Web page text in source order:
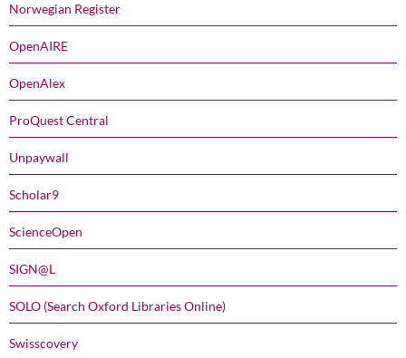
Norwegian Register
OpenAIRE
OpenAlex
ProQuest Central
Unpaywall
Scholar9
ScienceOpen
SIGN@L
SOLO (Search Oxford Libraries Online)
Swisscovery